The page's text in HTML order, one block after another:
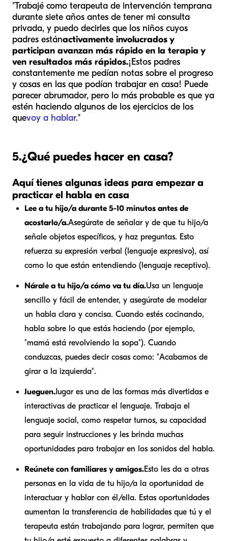
"Trabajé como terapeuta de intervención temprana
durante siete años antes de tener mi consulta
privada, y puedo decirles que los niños cuyos
padres estánactivamente involucrados y
participan avanzan más rápido en la terapia y
ven resultados más rápidos.¡Estos padres
constantemente me pedían notas sobre el progreso
y cosas en las que podían trabajar en casa! Puede
parecer abrumador, pero lo más probable es que ya
estén haciendo algunos de los ejercicios de los
quevoy a hablar."
5.¿Qué puedes hacer en casa?
Aquí tienes algunas ideas para empezar a
practicar el habla en casa
Lee a tu hijo/a durante 5-10 minutos antes de
acostarlo/a.Asegúrate de señalar y de que tu hijo/a
señale objetos específicos, y haz preguntas. Esto
refuerza su expresión verbal (lenguaje expresivo), así
como lo que están entendiendo (lenguaje receptivo).
Nárale a tu hijo/a cómo va tu día.Usa un lenguaje
sencillo y fácil de entender, y asegúrate de modelar
un habla clara y concisa. Cuando estés cocinando,
habla sobre lo que estás haciendo (por ejemplo,
"mamá está revolviendo la sopa"). Cuando
conduzcas, puedes decir cosas como: "Acabamos de
girar a la izquierda".
Jueguen.Jugar es una de las formas más divertidas e
interactivas de practicar el lenguaje. Trabaja el
lenguaje social, como respetar turnos, su capacidad
para seguir instrucciones y les brinda muchas
oportunidades para trabajar en los sonidos del habla.
Reúnete con familiares y amigos.Esto les da a otras
personas en la vida de tu hijo/a la oportunidad de
interactuar y hablar con él/ella. Estas oportunidades
aumentan la transferencia de habilidades que tú y el
terapeuta están trabajando para lograr, permiten que